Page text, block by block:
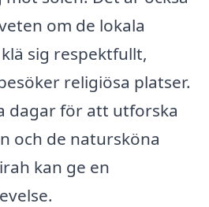
om de lokala
sig respektfullt,
religiösa platser.
dagar för att utforska
och de natursköna
kan ge en